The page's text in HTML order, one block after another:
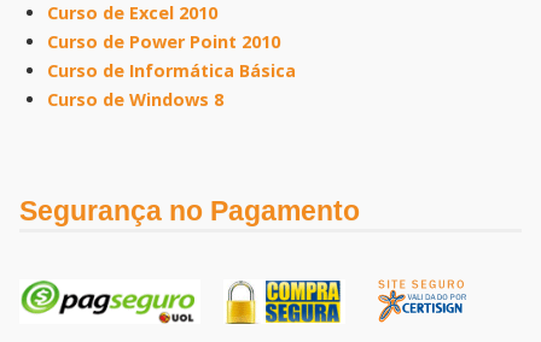
Curso de Excel 2010
Curso de Power Point 2010
Curso de Informática Básica
Curso de Windows 8
Segurança no Pagamento